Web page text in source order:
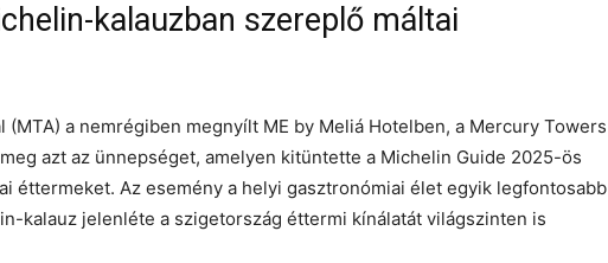
kalauzban szereplő máltai
(MTA) a nemrégiben megnyílt ME by Meliá Hotelben, a Mercury Towers
azt az ünnepséget, amelyen kitüntette a Michelin Guide 2025-ös
éttermeket. Az esemény a helyi gasztronómiai élet egyik legfontosabb
kalauz jelenléte a szigetország éttermi kínálatát világszinten is